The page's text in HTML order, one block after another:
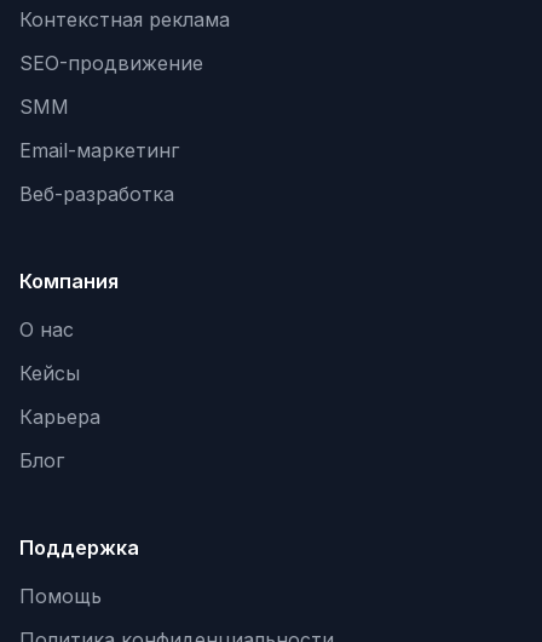
Контекстная реклама
SEO-продвижение
SMM
Email-маркетинг
Веб-разработка
Компания
О нас
Кейсы
Карьера
Блог
Поддержка
Помощь